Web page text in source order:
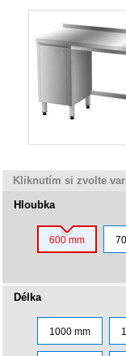
Kliknutím si zvolte
Hloubka
600 mm
Délka
1000 mm